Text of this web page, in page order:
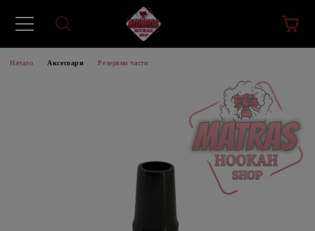
Начало Аксесоари Резервни части